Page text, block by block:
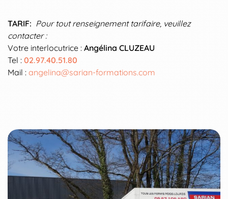
TARIF: Pour tout renseignement tarifaire, veuillez
contacter :
Votre interlocutrice : Angélina CLUZEAU
Tel : 02.97.40.51.80
Mail : angelina@sarian-formations.com